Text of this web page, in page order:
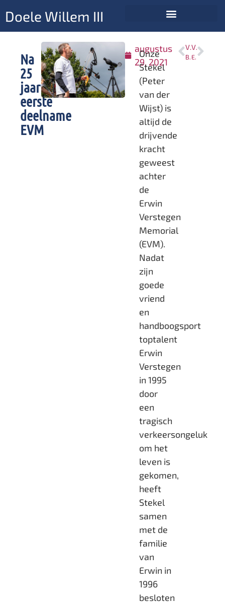
Doele Willem III
Na
25
jaar
eerste
deelname
EVM
augustus
29, 2021
Onze
Stekel
(Peter
van der
Wijst) is
altijd de
drijvende
kracht
geweest
achter
de
Erwin
Verstegen
Memorial
(EVM).
Nadat
zijn
goede
vriend
en
handboogsport
toptalent
Erwin
Verstegen
in 1995
door
een
tragisch
verkeersongeluk
om het
leven is
gekomen,
heeft
Stekel
samen
met de
familie
van
Erwin in
1996
besloten
VORIGE
Bestuursvergadering 12 augustus 2021
VOLGENDE
EVM niet alleen een A Status wedstrijd